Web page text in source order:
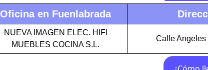
Oficina en Fuenlabrada
NUEVA IMAGEN ELEC. HIFI
MUEBLES COCINA S.L.
Calle Angeles